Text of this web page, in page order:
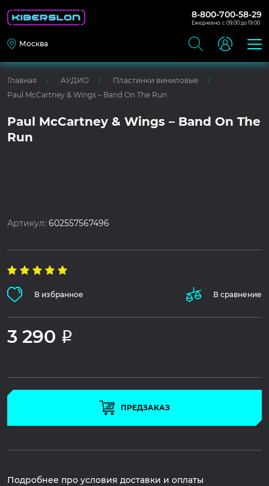
8-800-700-58-29
Ежедневно: с 09:00 до 19:00
Москва
Главная АУДИО
Пластинки виниловые
Paul McCartney & Wings – Band On The Run
Paul McCartney & Wings – Band On The
Run
Артикул:602557567496
В избранное В сравнение
3 290 Р
ПРЕДЗАКАЗ
Подробнее про условия доставки и оплаты